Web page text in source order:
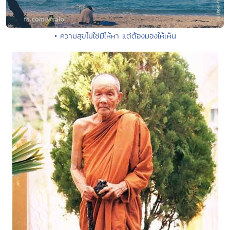
• ความสุขไม่ใช่มีให้หา แต่ต้องมองให้เห็น